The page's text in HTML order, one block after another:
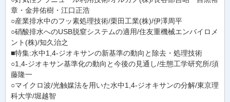
章・金井佑樹・江口正浩
○産業排水中のフッ素処理技術/栗田工業(株)/伊澤周平
○硝酸排水へのUSB脱窒システムの適用/住友重機械エンバイロメ
ント(株)/知久治之
■特集:水中1,4-ジオキサンの新基準の動向と除去・処理技術
○1,4-ジオキサン基準化の動向と今後の見通し/生態工学研究所/須
藤隆一
○マイクロ波/光触媒法を用いた水中1,4-ジオキサンの分解/東京理
科大学/堀越智